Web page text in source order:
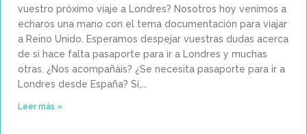
vuestro próximo viaje a Londres? Nosotros hoy venimos a
echaros una mano con el tema documentación para viajar
a Reino Unido. Esperamos despejar vuestras dudas acerca
de si hace falta pasaporte para ir a Londres y muchas
otras. ¿Nos acompañáis? ¿Se necesita pasaporte para ir a
Londres desde España? Sí,
Leer más »